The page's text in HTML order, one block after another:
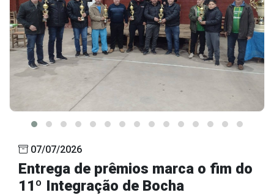
07/07/2026
Entrega de prêmios marca o fim do
11º Integração de Bocha